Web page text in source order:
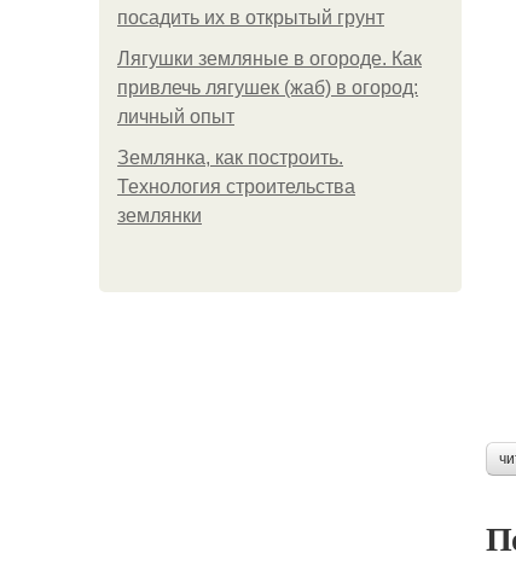
посадить их в открытый грунт
Лягушки земляные в огороде. Как
привлечь лягушек (жаб) в огород:
личный опыт
Землянка, как построить.
Технология строительства
землянки